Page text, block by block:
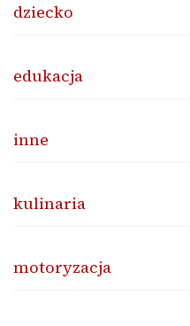
dziecko
edukacja
inne
kulinaria
motoryzacja